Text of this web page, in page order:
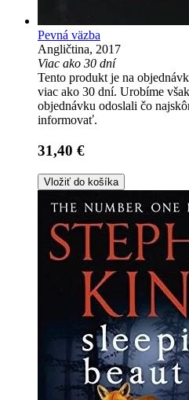
Pevná väzba
Angličtina, 2017
Viac ako 30 dní
Tento produkt je na
viac ako 30 dní. Urobíme
objednávku odoslali čo
informovať.
31,40 €
Vložiť do košíka